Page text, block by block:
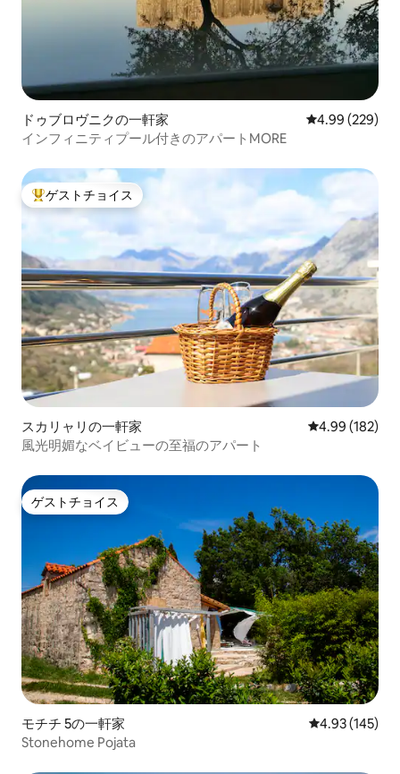
ドゥブロヴニクの一軒家 レビュー229
4.99 (229)
インフィニティプール付きのアパートMORE
大好評のゲストチョイスです。
ゲストチョイス
スカリャリの一軒家 レビュー182
4.99 (182)
風光明媚なベイビューの至福のアパート
ゲストチョイス
ゲストチョイス
モチチ 5の一軒家 レビュー145
4.93 (145)
Stonehome Pojata